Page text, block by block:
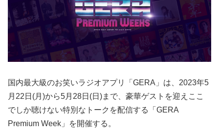
国内最大級のお笑いラジオアプリ「GERA」は、2023年5
月22日(月)から5月28日(日)まで、豪華ゲストを迎えここ
でしか聴けない特別なトークを配信する「GERA
Premium Week」を開催する。